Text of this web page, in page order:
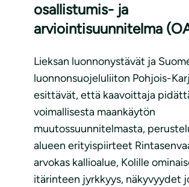
osallistumis- ja
arviointisuunnitelma
Lieksan luonnonystävät ja
luonnonsuojeluliiton Pohjois-
esittävät, että kaavoittaja
voimallisesta maankäytön
muutossuunnitelmasta,
alueen erityispiirteet
arvokas kallioalue, Kolille
itärinteen jyrkkyys, näkyvyydet